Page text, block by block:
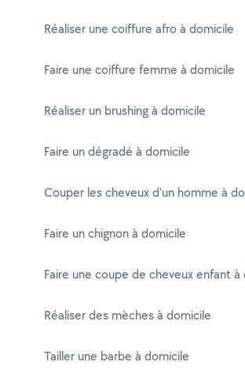
Réaliser une coiffure afro à domicile
Faire une coiffure femme à domicile
Réaliser un brushing à domicile
Faire un dégradé à domicile
Couper les cheveux d'un homme à
Faire un chignon à domicile
Faire une coupe de cheveux enfant à
Réaliser des mèches à domicile
Tailler une barbe à domicile